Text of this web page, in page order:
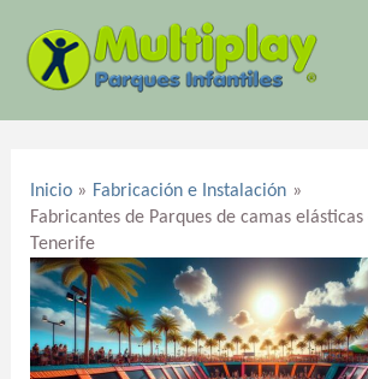
contenido
Inicio
Fabricación e Instalación
Fabricantes de Parques de camas elásticas
Tenerife
entradas